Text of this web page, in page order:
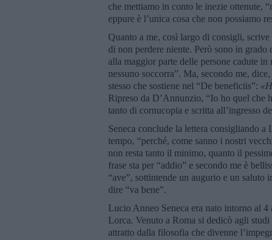
che mettiamo in conto le inezie ottenute,
eppure è l’unica cosa che non possiamo
Quanto a me, così largo di consigli,
di non perdere niente. Però sono in
alla maggior parte delle persone cadute
nessuno soccorra”. Ma, secondo me,
stesso che sostiene nel “De beneficiis”: «
Ripreso da D’Annunzio, “Io ho quel che
tanto di cornucopia e scritta all’ingresso
Seneca conclude la lettera consigliando
tempo, “perché, come sanno i nostri
non resta tanto il minimo, quanto il
frase sta per “addio” e secondo me è
“ave”, sottintende un augurio e un saluto
dire “va bene”.
Lucio Anneo Seneca era nato intorno al
Lorca. Venuto a Roma si dedicò agli
attratto dalla filosofia che divenne